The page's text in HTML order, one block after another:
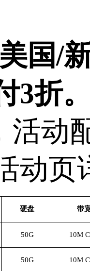
国/
3折
活动
动页
硬盘 带
50G 10M
50G 10M